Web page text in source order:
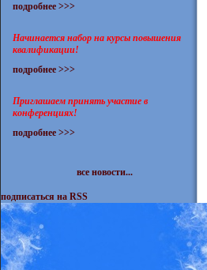
подробнее >>>
Начинается набор на курсы повышения
квалификации!
подробнее >>>
Приглашаем принять участие в
конференциях!
подробнее >>>
все новости...
подписаться на RSS